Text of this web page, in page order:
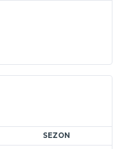
SEZON